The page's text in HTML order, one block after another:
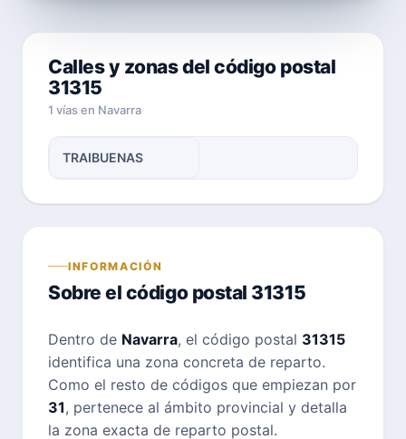
Calles y zonas del código postal
31315
1 vías en Navarra
TRAIBUENAS
INFORMACIÓN
Sobre el código postal 31315
Dentro de Navarra, el código postal 31315
identifica una zona concreta de reparto.
Como el resto de códigos que empiezan por
31, pertenece al ámbito provincial y detalla
la zona exacta de reparto postal.